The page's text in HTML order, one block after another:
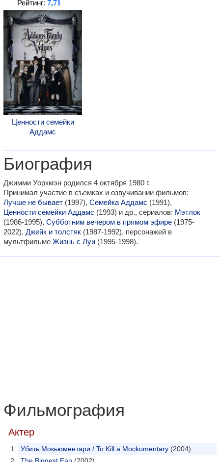
Рейтинг: 7,71
Ценности семейки
Аддамс
Биография
Джимми Уоркмэн родился 4 октября 1980 г.
Принимал участие в съемках и озвучивании фильмов:
Лучше не бывает (1997), Семейка Аддамс (1991),
Ценности семейки Аддамс (1993) и др., сериалов: Мэтлок
(1986-1995), Субботним вечером в прямом эфире (1975-
2022), Джейк и толстяк (1987-1992), персонажей в
мультфильме Жизнь с Луи (1995-1998).
Фильмография
Актер
Убить Мокьюментари / To Kill a Mockumentary (2004)